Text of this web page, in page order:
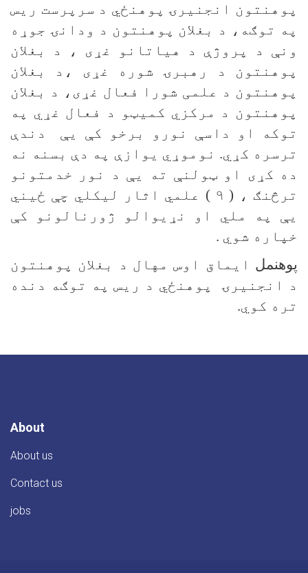
پوهنتون انجنیرۍ پوهنځي د سرپرست ریس
په توګه، د بغلان پوهنتون د ودانۍ جوړه
ونې د پروژې د هیاتانو غړی ، د بغلان
پوهنتون د رهبرۍ شوره غړی ،د بغلان
پوهنتون د علمی شورا فعال غړی، د بغلان
پوهنتون د مرکزي کمیټو د فعال غړي په
توکه او داسې نورو برخو کې یې دندې
ترسره کړي. نوموړي یوازې په دې بسنه نه
ده کړی او ټولنې ته یې د نور خدمتونو
ترڅنګ ، ( ۹ ) علمي اثار لیکلي چې ځیني
یې په ملي او نړیوالو ژورنالونو کې
خپاره شوي .
پوهنمل ایماق اوس مهال د بغلان پوهنتون
د انجنیرۍ پوهنځي د ریس په توګه دنده
تره کوي.
About
About us
Contact us
jobs